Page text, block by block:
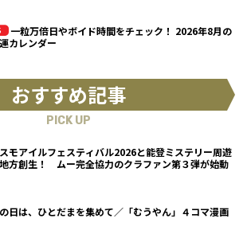
一粒万倍日やボイド時間をチェック！ 2026年8月の
カレンダー
おすすめ記事
PICK UP
モアイルフェスティバル2026と能登ミステリー周遊
方創生！ ムー完全協力のクラファン第３弾が始動
日は、ひとだまを集めて／「むうやん」４コマ漫画